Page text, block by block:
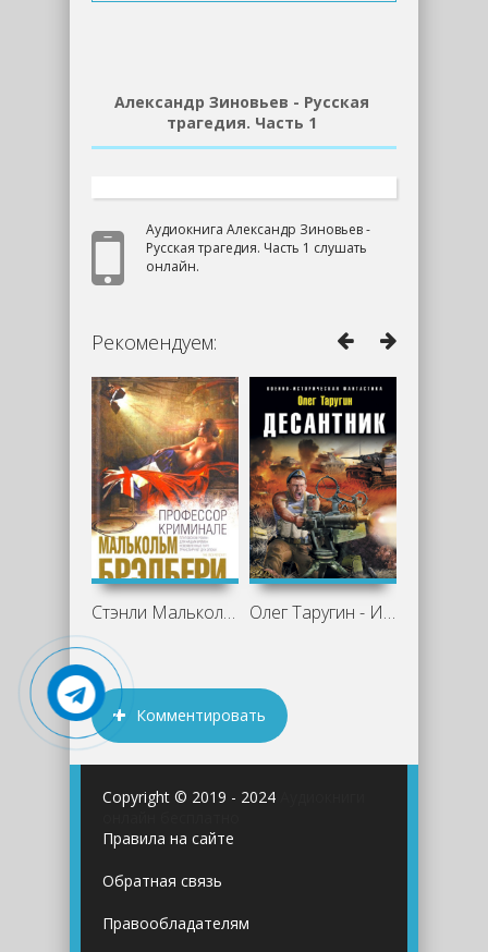
Александр Зиновьев - Русская
трагедия. Часть 1
Аудиокнига Александр Зиновьев -
Русская трагедия. Часть 1 слушать
онлайн.
Рекомендуем:
Стэнли Малькольм Брэдбери - Профессор Олег Таругин - Из будущего – в бой!
Комментировать
Copyright © 2019 - 2024
Правила на сайте
Обратная связь
Правообладателям